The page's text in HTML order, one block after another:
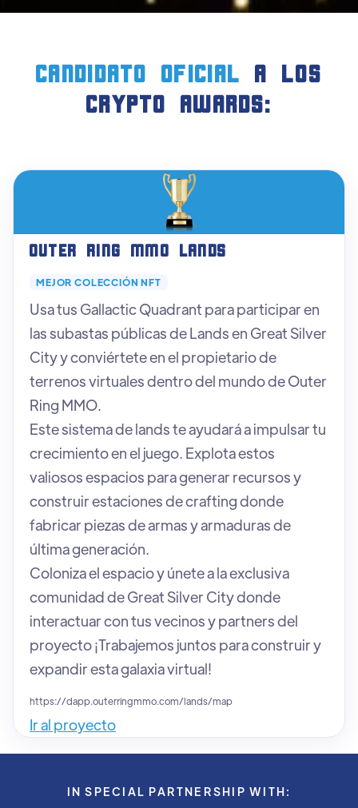
candidato oficial a LOS
crypto AWARDS:
Outer Ring MMO Lands
MEJOR COLECCIÓN NFT
Usa tus Gallactic Quadrant para participar en
las subastas públicas de Lands en Great Silver
City y conviértete en el propietario de
terrenos virtuales dentro del mundo de Outer
Ring MMO.
Este sistema de lands te ayudará a impulsar tu
crecimiento en el juego. Explota estos
valiosos espacios para generar recursos y
construir estaciones de crafting donde
fabricar piezas de armas y armaduras de
última generación.
Coloniza el espacio y únete a la exclusiva
comunidad de Great Silver City donde
interactuar con tus vecinos y partners del
proyecto ¡Trabajemos juntos para construir y
expandir esta galaxia virtual!
https://dapp.outerringmmo.com/lands/map
Ir al proyecto
IN SPECIAL PARTNERSHIP WITH: